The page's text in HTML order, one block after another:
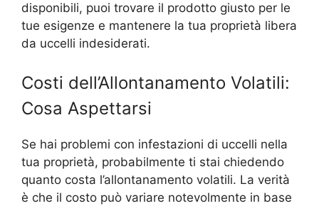
disponibili, puoi trovare il prodotto giusto per le
tue esigenze e mantenere la tua proprietà libera
da uccelli indesiderati.
Costi dell’Allontanamento Volatili:
Cosa Aspettarsi
Se hai problemi con infestazioni di uccelli nella
tua proprietà, probabilmente ti stai chiedendo
quanto costa l’allontanamento volatili. La verità
è che il costo può variare notevolmente in base